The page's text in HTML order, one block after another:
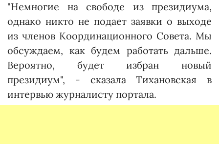
"Немногие на свободе из президиума,
однако никто не подает заявки о выходе
из членов Координационного Совета. Мы
обсуждаем, как будем работать дальше.
Вероятно, будет избран новый
президиум", - сказала Тихановская в
интервью журналисту портала.